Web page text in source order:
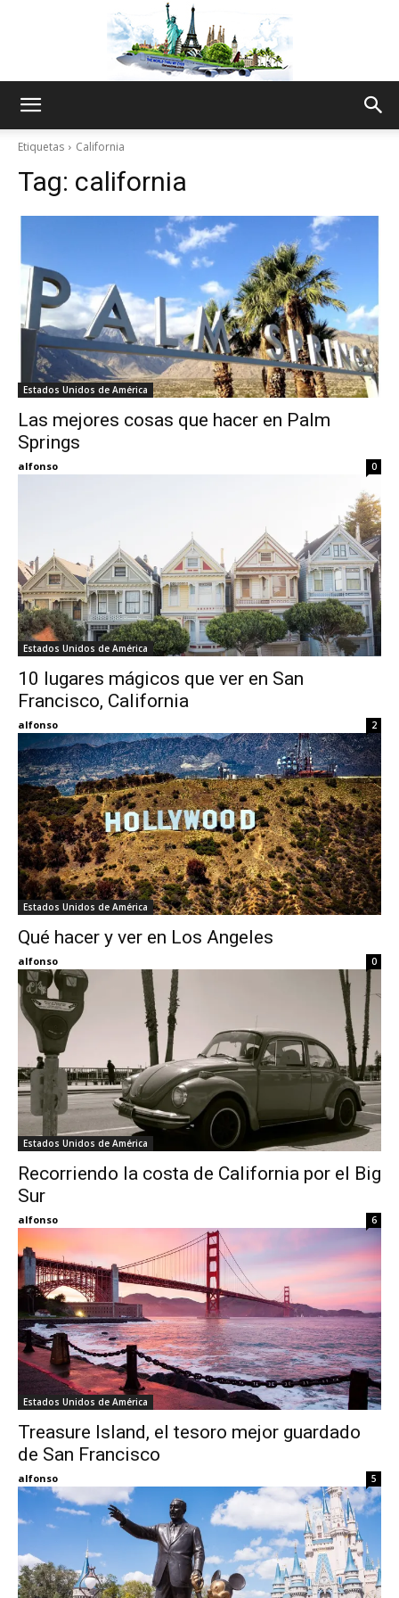
Thru
My
Etiquetas California
Tag: california
Estados Unidos de América
Las mejores cosas que hacer en Palm
Springs
alfonso 0
Estados Unidos de América
10 lugares mágicos que ver en San
Francisco, California
alfonso 2
Estados Unidos de América
Qué hacer y ver en Los Angeles
alfonso 0
Estados Unidos de América
Recorriendo la costa de California por el Big
Sur
alfonso 6
Estados Unidos de América
Treasure Island, el tesoro mejor guardado
de San Francisco
alfonso 5